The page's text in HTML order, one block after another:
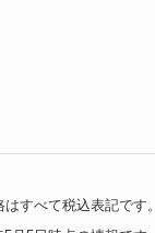
はすべて税込表記です。